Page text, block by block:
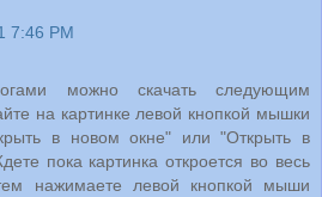
7:46 PM
можно скачать следующим
на картинке левой кнопкой мышки
в новом окне" или "Открыть в
пока картинка откроется во весь
нажимаете левой кнопкой мыши